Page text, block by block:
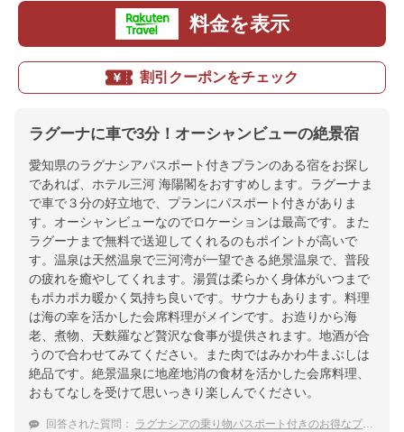
料金を表示
割引クーポンをチェック
ラグーナに車で3分！オーシャンビューの絶景宿
愛知県のラグナシアパスポート付きプランのある宿をお探し
であれば、ホテル三河 海陽閣をおすすめします。ラグーナま
で車で３分の好立地で、プランにパスポート付きがありま
す。オーシャンビューなのでロケーションは最高です。また
ラグーナまで無料で送迎してくれるのもポイントが高いで
す。温泉は天然温泉で三河湾が一望できる絶景温泉で、普段
の疲れを癒やしてくれます。湯質は柔らかく身体がいつまで
もポカポカ暖かく気持ち良いです。サウナもあります。料理
は海の幸を活かした会席料理がメインです。お造りから海
老、煮物、天麩羅など贅沢な食事が提供されます。地酒が合
うので合わせてみてください。また肉ではみかわ牛まぶしは
絶品です。絶景温泉に地産地消の食材を活かした会席料理、
おもてなしを受けて思いっきり楽しんでください。
回答された質問： ラグナシアの乗り物パスポート付きのお得なプランのある温泉宿を教えてください